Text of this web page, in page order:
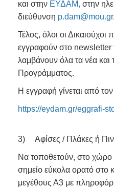
και στην ΕΥΔΑΜ, στην
διεύθυνση p.dam@mou.gr.
Τέλος, όλοι οι Δικαιούχοι
εγγραφούν στο
λαμβάνουν όλα τα νέα και
Προγράμματος.
Η εγγραφή γίνεται από
https://eydam.gr/eggrafi-
3) Αφίσες / Πλάκες ή
Να τοποθετούν, στο χώρο
σημείο εύκολα ορατό στο
μεγέθους Α3 με